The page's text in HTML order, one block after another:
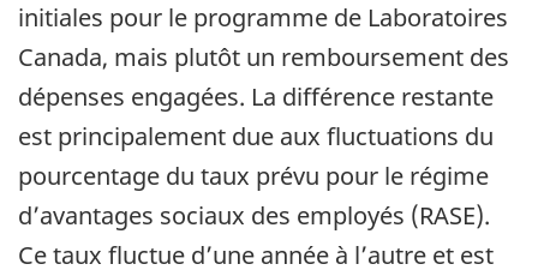
initiales pour le programme de Laboratoires
Canada, mais plutôt un remboursement des
dépenses engagées. La différence restante
est principalement due aux fluctuations du
pourcentage du taux prévu pour le régime
d’avantages sociaux des employés (RASE).
Ce taux fluctue d’une année à l’autre et est